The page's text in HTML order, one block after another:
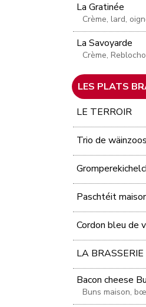
La Gratinée
Crème, lard,
La Savoyarde
Crème,
LES PLATS
LE TERROIR
Trio de
Paschtéit
Cordon bleu de
LA BRASSERIE
Bacon cheese
Buns maison,